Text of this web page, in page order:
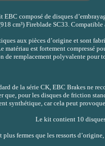
composé de disques
cm³) Fireblade SC33.
aux pièces d’origine et sont
matériau est fortement compressé
de remplacement polyvalente pour
de la série CK, EBC Brakes ne
pour les disques de friction
synthétique, car cela peut
Le kit contient 10
plus fermes que les ressorts